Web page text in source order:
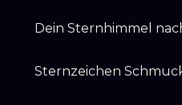
Dein Sternhimmel
Sternzeichen